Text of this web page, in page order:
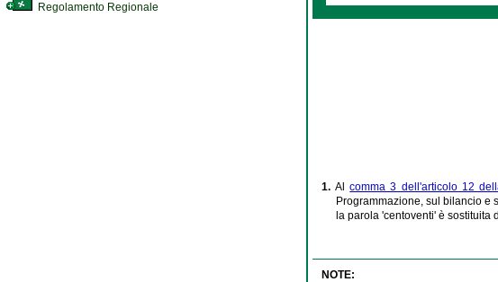
Regolamento Regionale
1.Alcomma 3 dell'articolo 12
Programmazione, sul bilancio e
la parola 'centoventi' è sostituita
NOTE: